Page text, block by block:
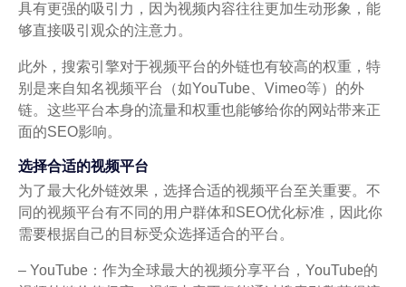
具有更强的吸引力，因为视频内容往往更加生动形象，能
够直接吸引观众的注意力。
此外，搜索引擎对于视频平台的外链也有较高的权重，特
别是来自知名视频平台（如YouTube、Vimeo等）的外
链。这些平台本身的流量和权重也能够给你的网站带来正
面的SEO影响。
选择合适的视频平台
为了最大化外链效果，选择合适的视频平台至关重要。不
同的视频平台有不同的用户群体和SEO优化标准，因此你
需要根据自己的目标受众选择适合的平台。
– YouTube：作为全球最大的视频分享平台，YouTube的